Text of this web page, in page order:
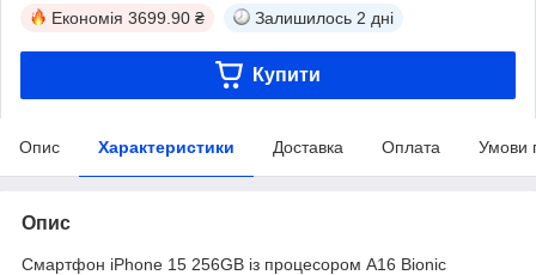
Економія 3699.90 ₴ Залишилось 2 дні
Купити
Опис Характеристики Доставка Оплата Умови
Опис
Смартфон iPhone 15 256GB із процесором A16 Bionic